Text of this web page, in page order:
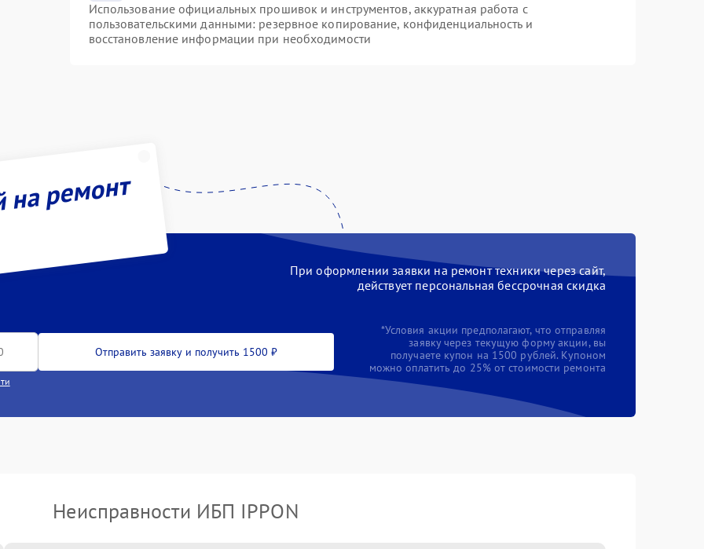
Использование официальных прошивок и инструментов, аккуратная работа с
пользовательскими данными: резервное копирование, конфиденциальность и
восстановление информации при необходимости
ремонт
При оформлении заявки на ремонт техники через сайт,
действует персональная бессрочная скидка
Отправить заявку и получить 1500 ₽
*Условия акции предполагают, что отправляя
заявку через текущую форму акции, вы
получаете купон на 1500 рублей. Купоном
можно оплатить до 25% от стоимости ремонта
Неисправности ИБП IPPON